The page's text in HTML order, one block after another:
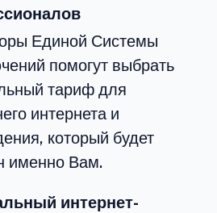
Единой Системы
помогут выбрать
тариф для
интернета и
который будет
именно Вам.
интернет-